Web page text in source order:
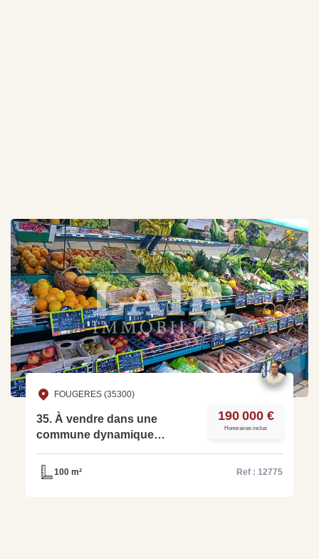
FOUGERES (35300)
35. À vendre dans une
commune dynamique
12775
190 000 €
Honoraires inclus
100 m² Ref : 12775